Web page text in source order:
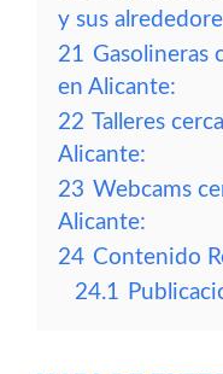
y sus
21 Gasolineras
en Alicante:
22 Talleres
Alicante:
23 Webcams
Alicante:
24 Contenido
24.1